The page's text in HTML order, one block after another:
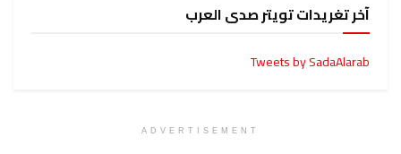
آخر تغريدات تويتر صدى العرب
Tweets by SadaAlarab
ADVERTISEMENT